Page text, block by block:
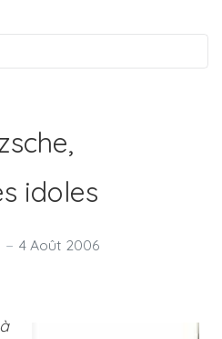
idoles
4 Août 2006